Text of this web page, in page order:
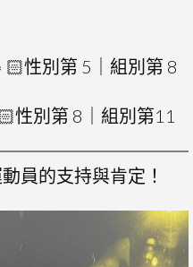
性別第 5｜組別第 8
性別第 8｜組別第11
員的支持與肯定！